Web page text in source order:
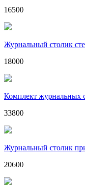
16500
Журнальный столик
18000
Комплект журнальных
33800
Журнальный столик
20600